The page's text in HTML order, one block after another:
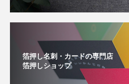
箔押し名刺・カードの専門店
箔押しショップ